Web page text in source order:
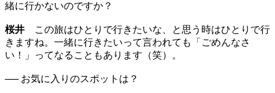
緒に行かないのですか？
桜井 この旅はひとりで行きたいな、と思う時はひとりで行
きますね。一緒に行きたいって言われても「ごめんなさ
い！」ってなることもあります（笑）。
── お気に入りのスポットは？